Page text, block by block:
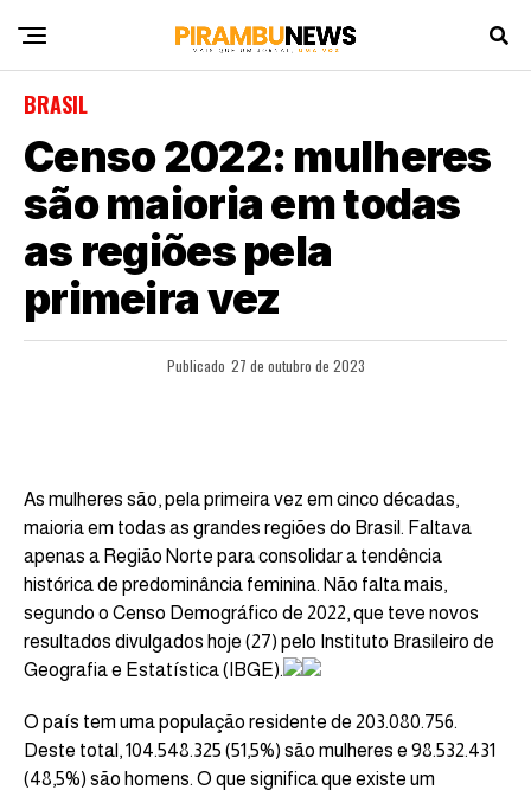
BRASIL
Censo 2022: mulheres
são maioria em todas
as regiões pela
primeira vez
Publicado 27 de outubro de 2023
As mulheres são, pela primeira vez em cinco décadas,
maioria em todas as grandes regiões do Brasil. Faltava
apenas a Região Norte para consolidar a tendência
histórica de predominância feminina. Não falta mais,
segundo o Censo Demográfico de 2022, que teve novos
resultados divulgados hoje (27) pelo Instituto Brasileiro de
Geografia e Estatística (IBGE).
O país tem uma população residente de 203.080.756.
Deste total, 104.548.325 (51,5%) são mulheres e 98.532.431
(48,5%) são homens. O que significa que existe um